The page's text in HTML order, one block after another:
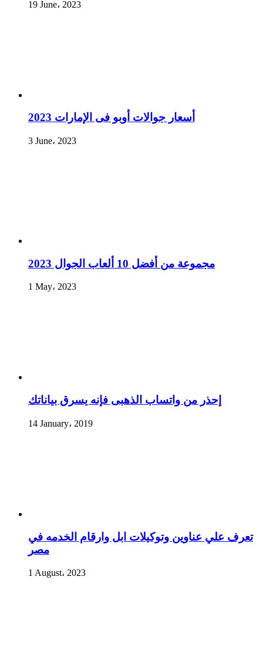
19 June، 2023
أسعار جوالات أوبو فى الإمارات 2023
3 June، 2023
مجموعة من أفضل 10 ألعاب الجوال 2023
1 May، 2023
إحذر من واتساب الذهبى فإنه يسرق بياناتك
14 January، 2019
تعرف علي عناوين وتوكيلات ابل وارقام الخدمه في
مصر
1 August، 2023